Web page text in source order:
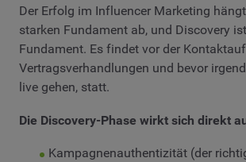
Der Erfolg im Influencer Marketing
starken Fundament ab, und Discovery
Fundament. Es findet vor der
Vertragsverhandlungen und bevor
live gehen, statt.
Die Discovery-Phase wirkt sich direkt
Kampagnenauthentizität (der